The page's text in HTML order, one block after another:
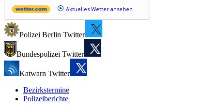
Aktuelles Wetter ansehen
Polizei Berlin Twitter
Bundespolizei Twitter
Katwarn Twitter
Bezirkstermine
Polizeiberichte